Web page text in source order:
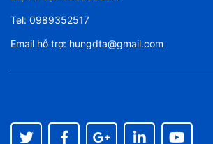
Tel: 0989352517
Email hỗ trợ: hungdta@gmail.com